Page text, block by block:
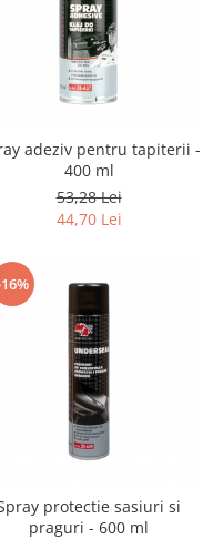
adeziv pentru tapiterii -
400 ml
53,28 Lei
44,70 Lei
protectie sasiuri si
praguri - 600 ml